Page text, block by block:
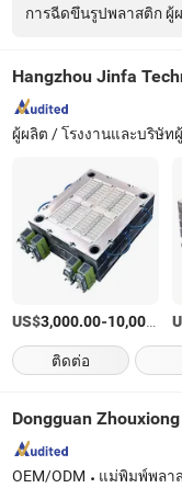
การฉีดขึ้นรูปพลาสติก ผู้
Hangzhou Jinfa
ผู้ผลิต / โรงงานและบริษัท
US$3,000.00-10,000.00
ติดต่อ
Dongguan
OEM/ODM แม่พิมพ์พลาสติก, แม่พิมพ์ฉีดพล